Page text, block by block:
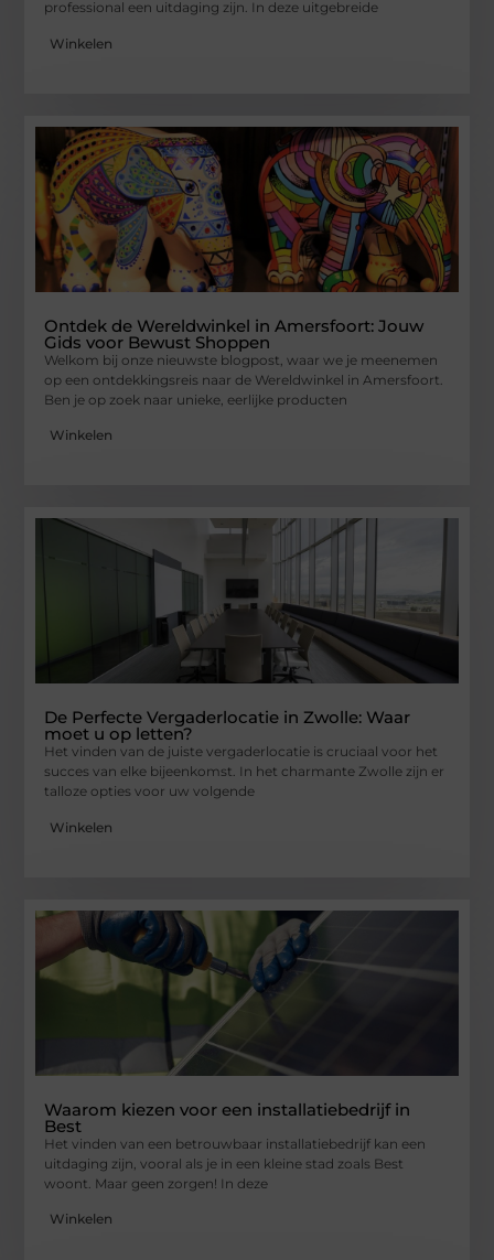
professional een uitdaging zijn. In deze uitgebreide
Winkelen
Ontdek de Wereldwinkel in Amersfoort: Jouw
Gids voor Bewust Shoppen
Welkom bij onze nieuwste blogpost, waar we je meenemen
op een ontdekkingsreis naar de Wereldwinkel in Amersfoort.
Ben je op zoek naar unieke, eerlijke producten
Winkelen
De Perfecte Vergaderlocatie in Zwolle: Waar
moet u op letten?
Het vinden van de juiste vergaderlocatie is cruciaal voor het
succes van elke bijeenkomst. In het charmante Zwolle zijn er
talloze opties voor uw volgende
Winkelen
Waarom kiezen voor een installatiebedrijf in
Best
Het vinden van een betrouwbaar installatiebedrijf kan een
uitdaging zijn, vooral als je in een kleine stad zoals Best
woont. Maar geen zorgen! In deze
Winkelen